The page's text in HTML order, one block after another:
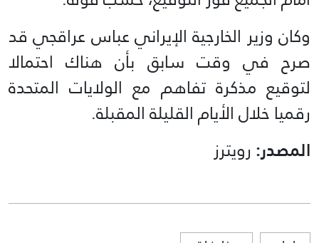
وكان وزير الخارجية الإيراني عباس عراقجي قد
صرح في وقت سابق بأن هناك احتمالا
لتوقيع مذكرة تفاهم مع الولايات المتحدة
رقميا خلال الأيام القليلة المقبلة.
المصدر: رويترز